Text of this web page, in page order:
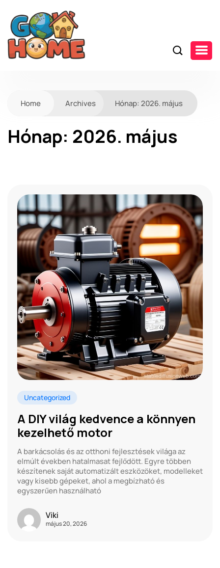
Home Archives Hónap: 2026. május
Hónap: 2026. május
Uncategorized
A DIY világ kedvence a könnyen
kezelhető motor
A barkácsolás és az otthoni fejlesztések világa az
elmúlt években hatalmasat fejlődött. Egyre többen
készítenek saját automatizált eszközöket, modelleket
vagy kisebb gépeket, ahol a megbízható és
egyszerűen használható
Viki
május 20, 2026